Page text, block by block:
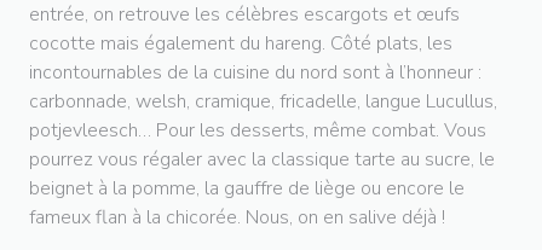
entrée, on retrouve les célèbres escargots et œufs
cocotte mais également du hareng. Côté plats, les
incontournables de la cuisine du nord sont à l’honneur :
carbonnade, welsh, cramique, fricadelle, langue Lucullus,
potjevleesch… Pour les desserts, même combat. Vous
pourrez vous régaler avec la classique tarte au sucre, le
beignet à la pomme, la gauffre de liège ou encore le
fameux flan à la chicorée. Nous, on en salive déjà !